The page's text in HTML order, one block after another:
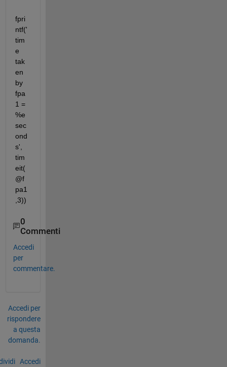
fpri
ntf('
tim
e
tak
en
by
fpa
1 =
%e
sec
ond
s',
tim
eit(
@f
pa1
,3))
0
Commenti
Accedi
per
commentare.
Accedi per
rispondere
a questa
domanda.
Accedi